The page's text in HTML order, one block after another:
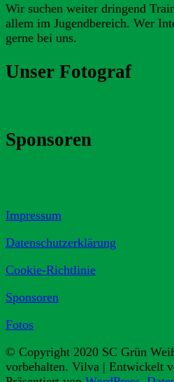
Wir suchen weiter dringend
allem im Jugendbereich. Wer
gerne bei uns.
Unser Fotograf
Sponsoren
Impressum
Datenschutzerklärung
Cookie-Richtlinie
Sponsoren
Fotos
© Copyright 2020 SC Grün
vorbehalten. Vilva | Entwickelt